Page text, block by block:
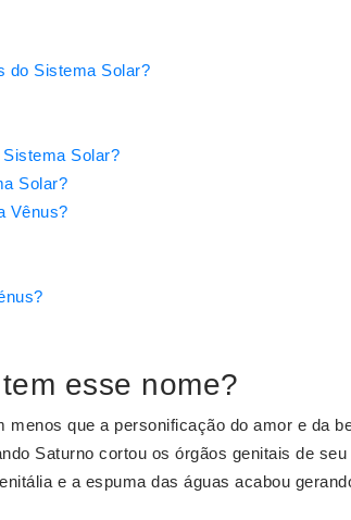
do Sistema Solar?
Solar?
Solar?
Vênus?
esse nome?
menos que a personificação do amor e da
Saturno cortou os órgãos genitais de
e a espuma das águas acabou